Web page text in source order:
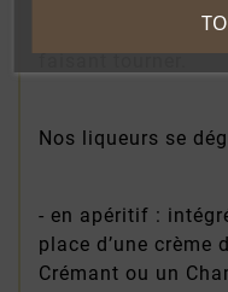
les parois du verre
Nos liqueurs se
- en apéritif :
place d’une crème
Crémant ou un